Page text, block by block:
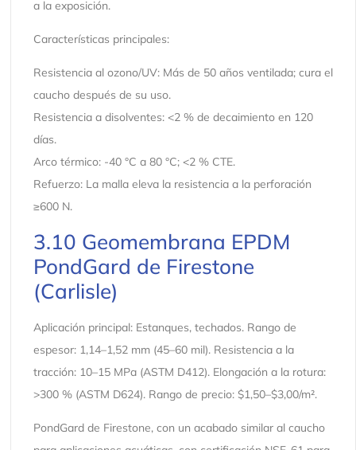
a la exposición.
Características principales:
Resistencia al ozono/UV: Más de 50 años ventilada; cura el
caucho después de su uso.
Resistencia a disolventes: <2 % de decaimiento en 120
días.
Arco térmico: -40 °C a 80 °C; <2 % CTE.
Refuerzo: La malla eleva la resistencia a la perforación
≥600 N.
3.10 Geomembrana EPDM
PondGard de Firestone
(Carlisle)
Aplicación principal: Estanques, techados. Rango de
espesor: 1,14–1,52 mm (45–60 mil). Resistencia a la
tracción: 10–15 MPa (ASTM D412). Elongación a la rotura:
>300 % (ASTM D624). Rango de precio: $1,50–$3,00/m².
PondGard de Firestone, con un acabado similar al caucho